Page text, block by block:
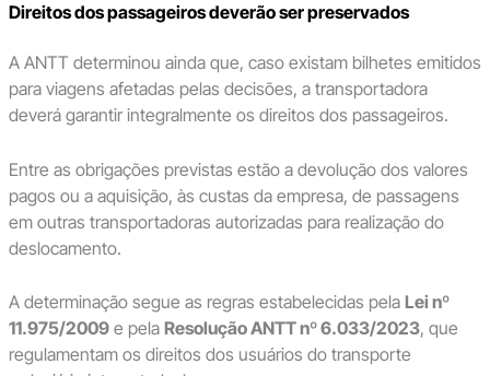
Direitos dos passageiros deverão ser preservados
A ANTT determinou ainda que, caso existam bilhetes emitidos
para viagens afetadas pelas decisões, a transportadora
deverá garantir integralmente os direitos dos passageiros.
Entre as obrigações previstas estão a devolução dos valores
pagos ou a aquisição, às custas da empresa, de passagens
em outras transportadoras autorizadas para realização do
deslocamento.
A determinação segue as regras estabelecidas pela Lei nº
11.975/2009e pela Resolução ANTT nº 6.033/2023, que
regulamentam os direitos dos usuários do transporte